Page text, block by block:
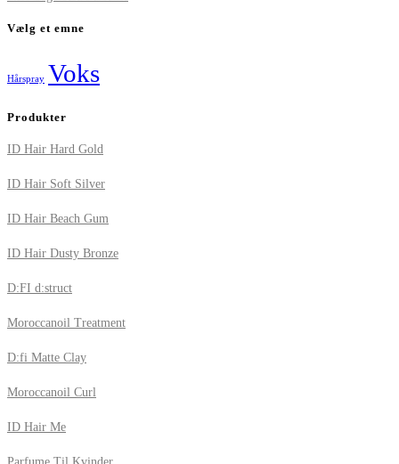
Vælg et emne
Hårspray Voks
Produkter
ID Hair Hard Gold
ID Hair Soft Silver
ID Hair Beach Gum
ID Hair Dusty Bronze
D:FI d:struct
Moroccanoil Treatment
D:fi Matte Clay
Moroccanoil Curl
ID Hair Me